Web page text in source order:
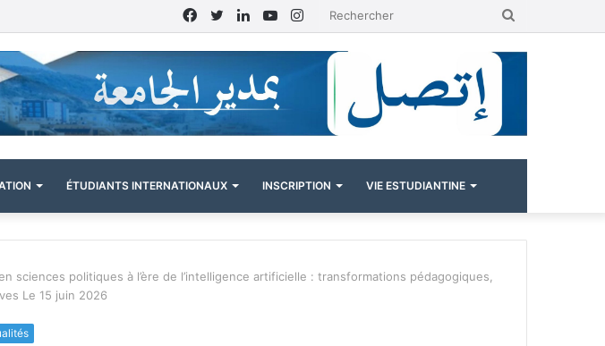
Instagram
YouTube
Linkedin
Twitter
Facebook
ÉTUDIANTS INTERNATIONAUX INSCRIPTION VIE ESTUDIANTINE
sciences politiques à l’ère de l’intelligence artificielle : transformations pédagogiques,
Le 15 juin 2026